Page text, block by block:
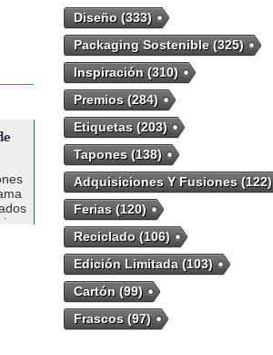
Diseño(333)
Packaging Sostenible(325)
Inspiración(310)
Premios(284)
Etiquetas(203)
Tapones(138)
Adquisiciones Y Fusiones(122)
Ferias(120)
Reciclado(106)
Edición Limitada(103)
Cartón(99)
Frascos(97)